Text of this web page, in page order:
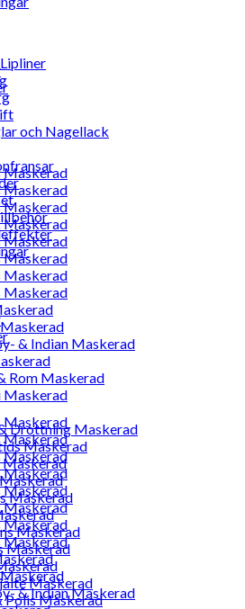
Maskerad
Maskerad
Maskerad
Maskerad
Maskerad
Maskerad
Maskerad
Maskerad
& Indian Maskerad
Rom Maskerad
Maskerad
Drottning Maskerad
Maskerad
Maskerad
Maskerad
Maskerad
Maskerad
Polis Maskerad
och Nagellack
Maskerad
Maskerad
Maskerad
Maskerad
Maskerad
Maskerad
Maskerad
Maskerad
& Indian Maskerad